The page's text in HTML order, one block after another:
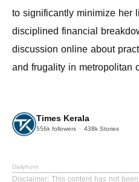
to significantly minimize her
disciplined financial
discussion online about
and frugality in metropolitan
Times Kerala
556k followers 438k Stories
Dailyhunt
Disclaimer: This content has not